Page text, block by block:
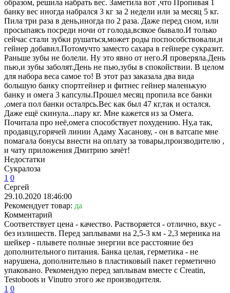
образом, решила набрать вес. Заметила вот ,что Пропивая 1
банку вес иногда набрался 3 кг за 2 недели или за месяц 5 кг.
Пила три раза в день,иногда по 2 раза. Даже перед сном, или
просыпаясь посреди ночи от голода,всякое бывало.И только
сейчас стали зубки рушаться,может роды поспособствовали,и
гейнер добавил.Потомучто заместо сахара в гейнере сукразит.
Раньше зубы не болели. Ну это явно от него.Я проверяла.День
пью,и зубы заболят.День не пью,зубы в спокойствии. В целом
для набора веса самое то! В этот раз заказала два вида
большую банку спортгейнер и фитнес гейнер маленькую
банку и омега 3 капсулы.Прошел месяц пропила все банки
,омега пол банки осталрсь.Вес как был 47 кг,так и остался.
Даже ещё скинула...пару кг. Мне кажется из за Омега.
Почитала про неё,омега способствует похудению. Ну,а так,
продавцу,горячей линии Адаму Хасанову, - он в ватсапе мне
помагала бонусы внести на оплату за товары,производителю ,
и чату приложения Дмитрию зачёт!
Недостатки
Сукралоза
1 0
Сергей
29.10.2020 18:46:00
Рекомендует товар: да
Комментарий
Соответствует цена - качество. Растворяется - отлично, вкус -
без излишеств. Перед заплывами на 2,5-3 км - 2,3 мерника на
шейкер - плывете полные энергии все расстояние без
дополнительного питания. Банка целая, герметика - не
нарушена, дополнительно в пластиковый пакет герметично
упаковано. Рекомендую перед заплывам вместе с Creatin,
Testoboots и Vinutro этого же производителя.
1 0